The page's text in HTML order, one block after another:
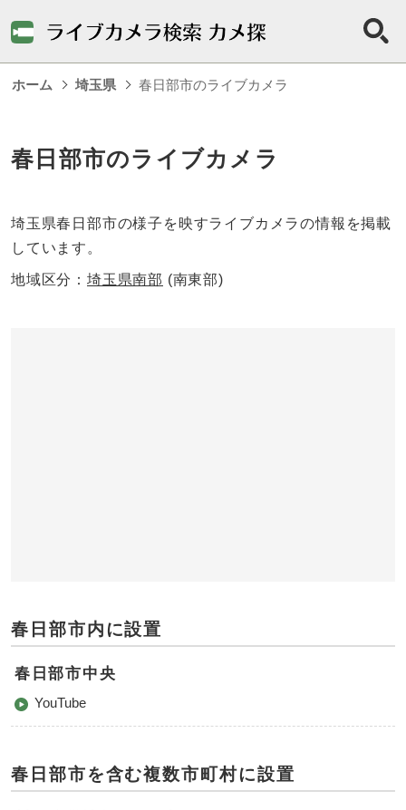
ホーム 埼玉県 春日部市のライブカメラ
春日部市のライブカメラ
埼玉県春日部市の様子を映すライブカメラの情報を掲載
しています。
地域区分： 埼玉県南部 (南東部)
春日部市内に設置
春日部市中央
YouTube
春日部市を含む複数市町村に設置